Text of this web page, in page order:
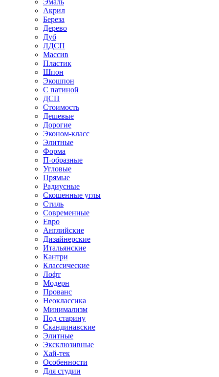
Эмаль
Акрил
Береза
Дерево
Дуб
ЛДСП
Массив
Пластик
Шпон
Экошпон
С патиной
ДСП
Стоимость
Дешевые
Дорогие
Эконом-класс
Элитные
Форма
П-образные
Угловые
Прямые
Радиусные
Скошенные углы
Стиль
Современные
Евро
Английские
Дизайнерские
Итальянские
Кантри
Классические
Лофт
Модерн
Прованс
Неоклассика
Минимализм
Под старину
Скандинавские
Элитные
Эксклюзивные
Хай-тек
Особенности
Для студии